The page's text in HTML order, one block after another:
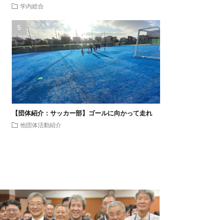
学内総合
【団体紹介：サッカー部】ゴールに向かって走れ
他団体活動紹介